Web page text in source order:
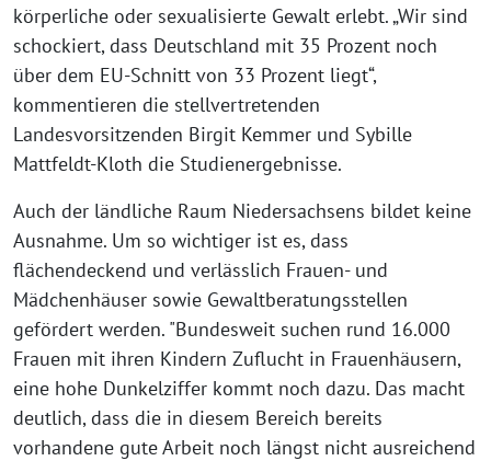
körperliche oder sexualisierte Gewalt erlebt. „Wir sind
schockiert, dass Deutschland mit 35 Prozent noch
über dem EU-Schnitt von 33 Prozent liegt“,
kommentieren die stellvertretenden
Landesvorsitzenden Birgit Kemmer und Sybille
Mattfeldt-Kloth die Studienergebnisse.
Auch der ländliche Raum Niedersachsens bildet keine
Ausnahme. Um so wichtiger ist es, dass
flächendeckend und verlässlich Frauen- und
Mädchenhäuser sowie Gewaltberatungsstellen
gefördert werden. "Bundesweit suchen rund 16.000
Frauen mit ihren Kindern Zuflucht in Frauenhäusern,
eine hohe Dunkelziffer kommt noch dazu. Das macht
deutlich, dass die in diesem Bereich bereits
vorhandene gute Arbeit noch längst nicht ausreichend